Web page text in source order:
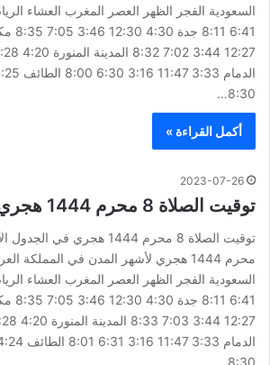
8:30…
أكمل القراءة »
2023-07-26
توقيت الصلاة 8 محرم 1444 هجري
محرم 1444 هجري لأشهر المدن في المملكة
8:30…